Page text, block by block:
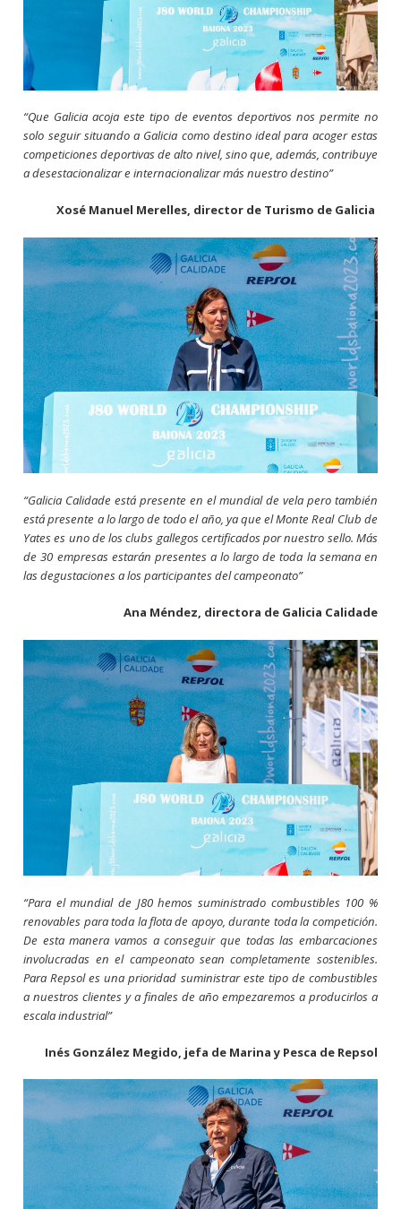
“Que Galicia acoja este tipo de eventos deportivos nos permite no
solo seguir situando a Galicia como destino ideal para acoger estas
competiciones deportivas de alto nivel, sino que, además, contribuye
a desestacionalizar e internacionalizar más nuestro destino”
Xosé Manuel Merelles, director de Turismo de Galicia
“Galicia Calidade está presente en el mundial de vela pero también
está presente a lo largo de todo el año, ya que el Monte Real Club de
Yates es uno de los clubs gallegos certificados por nuestro sello. Más
de 30 empresas estarán presentes a lo largo de toda la semana en
las degustaciones a los participantes del campeonato”
Ana Méndez, directora de Galicia Calidade
“Para el mundial de J80 hemos suministrado combustibles 100 %
renovables para toda la flota de apoyo, durante toda la competición.
De esta manera vamos a conseguir que todas las embarcaciones
involucradas en el campeonato sean completamente sostenibles.
Para Repsol es una prioridad suministrar este tipo de combustibles
a nuestros clientes y a finales de año empezaremos a producirlos a
escala industrial”
Inés González Megido, jefa de Marina y Pesca de Repsol